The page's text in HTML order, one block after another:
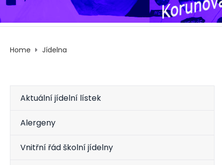
Home Jídelna
Aktuální jídelní lístek
Alergeny
Vnitřní řád školní jídelny